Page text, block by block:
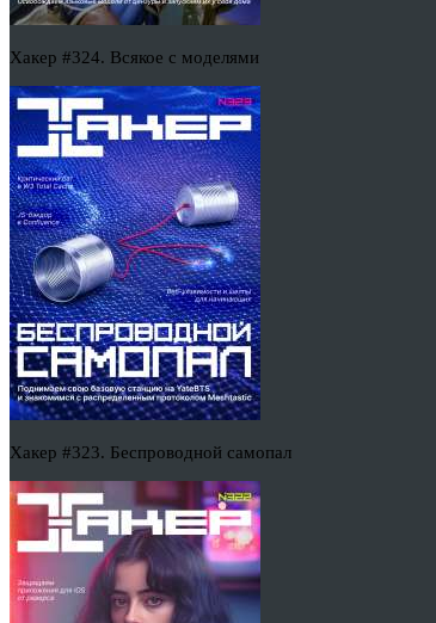
Хакер #324. Всякое с моделями
Хакер #323. Беспроводной самопал